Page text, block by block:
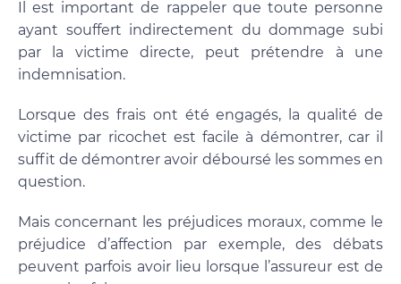
Il est important de rappeler que toute personne
ayant souffert indirectement du dommage subi
par la victime directe, peut prétendre à une
indemnisation.
Lorsque des frais ont été engagés, la qualité de
victime par ricochet est facile à démontrer, car il
suffit de démontrer avoir déboursé les sommes en
question.
Mais concernant les préjudices moraux, comme le
préjudice d’affection par exemple, des débats
peuvent parfois avoir lieu lorsque l’assureur est de